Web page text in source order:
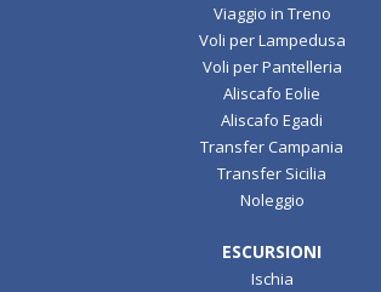
Viaggio in Treno
Voli per Lampedusa
Voli per Pantelleria
Aliscafo Eolie
Aliscafo Egadi
Transfer Campania
Transfer Sicilia
Noleggio
ESCURSIONI
Ischia